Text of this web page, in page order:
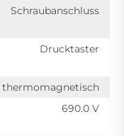
Schraubanschluss
Drucktaster
thermomagnetisch
690.0 V